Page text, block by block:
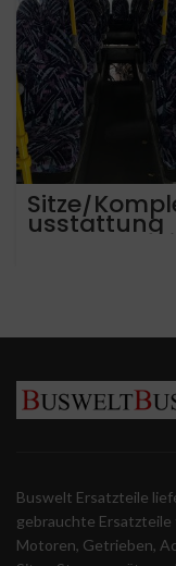
Sitze/
usstattung
Mercedes
Buswelt Ersatzteile
gebrauchte Ersatzteile
Motoren, Getrieben,